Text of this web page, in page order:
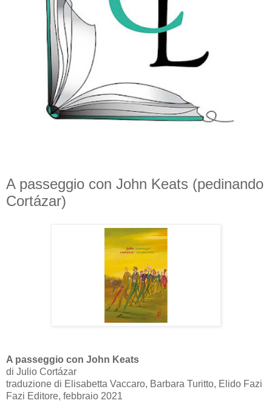
A passeggio con John Keats (pedinando
Cortázar)
A passeggio con John Keats
di Julio Cortázar
traduzione di Elisabetta Vaccaro, Barbara Turitto, Elido Fazi
Fazi Editore, febbraio 2021